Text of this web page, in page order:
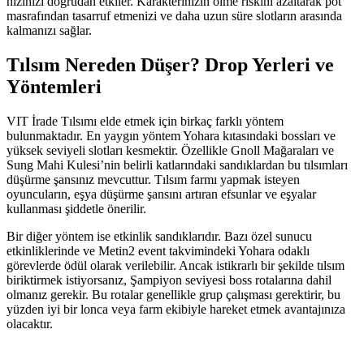
masrafından tasarruf etmenizi ve daha uzun süre slotların arasında
kalmanızı sağlar.
Tılsım Nereden Düşer? Drop Yerleri ve
Yöntemleri
VIT İrade Tılsımı elde etmek için birkaç farklı yöntem
bulunmaktadır. En yaygın yöntem Yohara kıtasındaki bossları ve
yüksek seviyeli slotları kesmektir. Özellikle Gnoll Mağaraları ve
Sung Mahi Kulesi’nin belirli katlarındaki sandıklardan bu tılsımları
düşürme şansınız mevcuttur. Tılsım farmı yapmak isteyen
oyuncuların, eşya düşürme şansını artıran efsunlar ve eşyalar
kullanması şiddetle önerilir.
Bir diğer yöntem ise etkinlik sandıklarıdır. Bazı özel sunucu
etkinliklerinde ve Metin2 event takvimindeki Yohara odaklı
görevlerde ödül olarak verilebilir. Ancak istikrarlı bir şekilde tılsım
biriktirmek istiyorsanız, Şampiyon seviyesi boss rotalarına dahil
olmanız gerekir. Bu rotalar genellikle grup çalışması gerektirir, bu
yüzden iyi bir lonca veya farm ekibiyle hareket etmek avantajınıza
olacaktır.